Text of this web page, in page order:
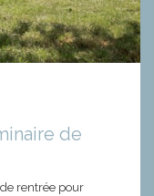
de
rentrée pour